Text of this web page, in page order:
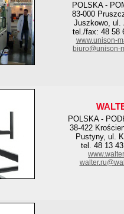
POLSKA -
83-000
Juszkowo, ul.
tel./fax: 48 58
www.unison-
biuro@unison-
POLSKA -
38-422
Pustyny, ul.
tel. 48 13